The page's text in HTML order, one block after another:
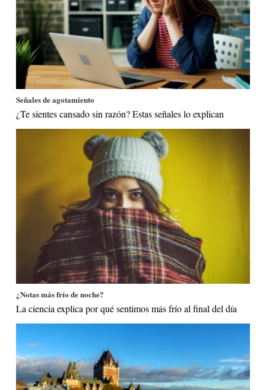
Señales de agotamiento
¿Te sientes cansado sin razón? Estas señales lo explican
¿Notas más frío de noche?
La ciencia explica por qué sentimos más frío al final del día